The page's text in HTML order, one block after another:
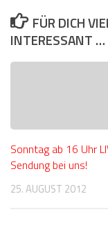
FÜR DICH
INTERESSANT …
Sonntag ab 16 Uhr
Sendung bei uns!
25. AUGUST 2012